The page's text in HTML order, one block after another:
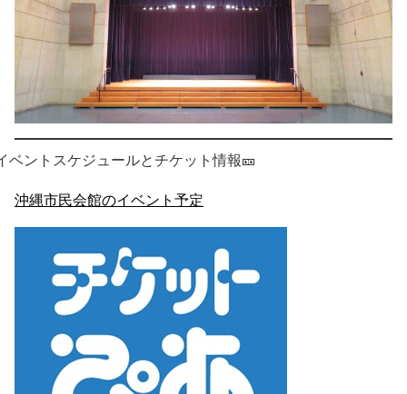
ベントスケジュールとチケット情報🎫
沖縄市民会館のイベント予定